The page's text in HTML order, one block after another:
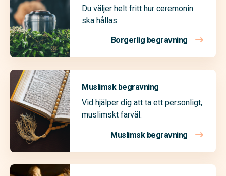
Du väljer helt fritt hur ceremonin
ska hållas.
Borgerlig begravning
Muslimsk begravning
Vid hjälper dig att ta ett personligt,
muslimskt farväl.
Muslimsk begravning